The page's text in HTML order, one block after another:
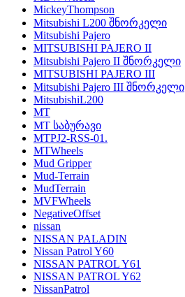
MickeyThompson
Mitsubishi L200 შნორკელი
Mitsubishi Pajero
MITSUBISHI PAJERO II
Mitsubishi Pajero II შნორკელი
MITSUBISHI PAJERO III
Mitsubishi Pajero III შნორკელი
MitsubishiL200
MT
MT საბურავი
MTPJ2-RSS-01.
MTWheels
Mud Gripper
Mud-Terrain
MudTerrain
MVFWheels
NegativeOffset
nissan
NISSAN PALADIN
Nissan Patrol Y60
NISSAN PATROL Y61
NISSAN PATROL Y62
NissanPatrol